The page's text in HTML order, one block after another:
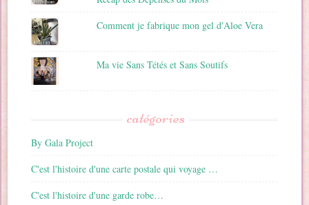
Comment je fabrique mon gel d'Aloe Vera
Ma vie Sans Tétés et Sans Soutifs
catégories
By Gala Project
C'est l'histoire d'une carte postale qui voyage …
C'est l'histoire d'une garde robe…